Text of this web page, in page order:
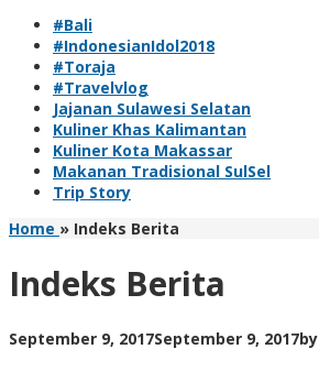
#Bali
#IndonesianIdol2018
#Toraja
#Travelvlog
Jajanan Sulawesi Selatan
Kuliner Khas Kalimantan
Kuliner Kota Makassar
Makanan Tradisional SulSel
Trip Story
Home » Indeks Berita
Indeks Berita
September 9, 2017September 9, 2017by